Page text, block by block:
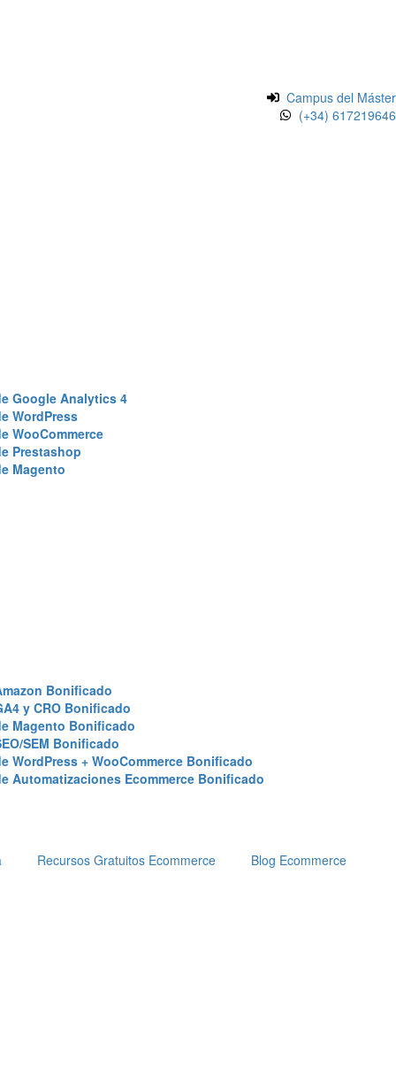
Campus del Máster
(+34) 617219646
Google Analytics 4
WordPress
WooCommerce
Prestashop
Magento
Bonificado
y CRO Bonificado
Magento Bonificado
SEM Bonificado
WordPress + WooCommerce Bonificado
Automatizaciones Ecommerce Bonificado
Recursos Gratuitos Ecommerce Blog Ecommerce